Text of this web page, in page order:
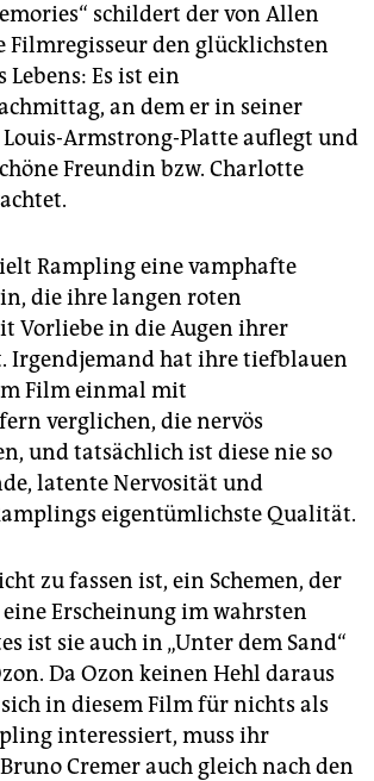
schildert der von Allen
Filmregisseur den glücklichsten
Es ist ein
an dem er in seiner
Armstrong-Platte auflegt und
Freundin bzw. Charlotte
Rampling eine vamphafte
die ihre langen roten
Vorliebe in die Augen ihrer
Irgendjemand hat ihre tiefblauen
Film einmal mit
verglichen, die nervös
und tatsächlich ist diese nie so
latente Nervosität und
eigentümlichste Qualität.
zu fassen ist, ein Schemen, der
Erscheinung im wahrsten
ist sie auch in „Unter dem Sand“
Da Ozon keinen Hehl daraus
in diesem Film für nichts als
interessiert, muss ihr
Cremer auch gleich nach den